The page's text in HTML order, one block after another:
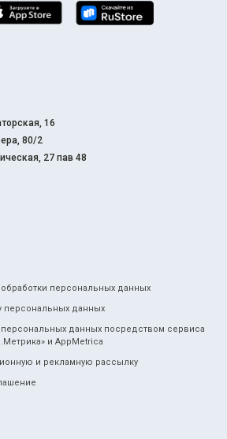
16
80/2
27 пав 48
персональных данных
персональных данных
персональных данных посредством сервиса
и AppMetrica
и рекламную рассылку